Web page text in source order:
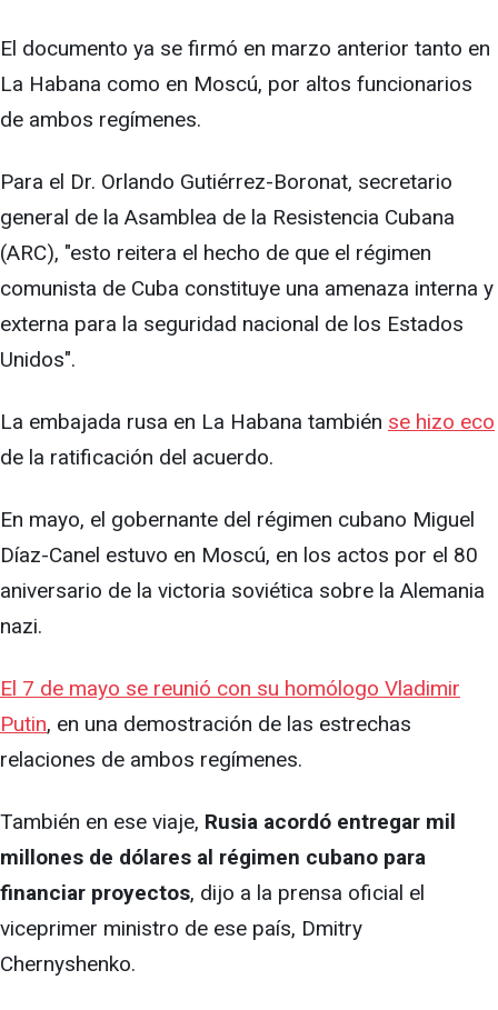
El documento ya se firmó en marzo anterior tanto en
La Habana como en Moscú, por altos funcionarios
de ambos regímenes.
Para el Dr. Orlando Gutiérrez-Boronat, secretario
general de la Asamblea de la Resistencia Cubana
(ARC), "esto reitera el hecho de que el régimen
comunista de Cuba constituye una amenaza interna y
externa para la seguridad nacional de los Estados
Unidos".
La embajada rusa en La Habana también se hizo eco
de la ratificación del acuerdo.
En mayo, el gobernante del régimen cubano Miguel
Díaz-Canel estuvo en Moscú, en los actos por el 80
aniversario de la victoria soviética sobre la Alemania
nazi.
El 7 de mayo se reunió con su homólogo Vladimir
Putin, en una demostración de las estrechas
relaciones de ambos regímenes.
También en ese viaje, Rusia acordó entregar mil
millones de dólares al régimen cubano para
financiar proyectos, dijo a la prensa oficial el
viceprimer ministro de ese país, Dmitry
Chernyshenko.